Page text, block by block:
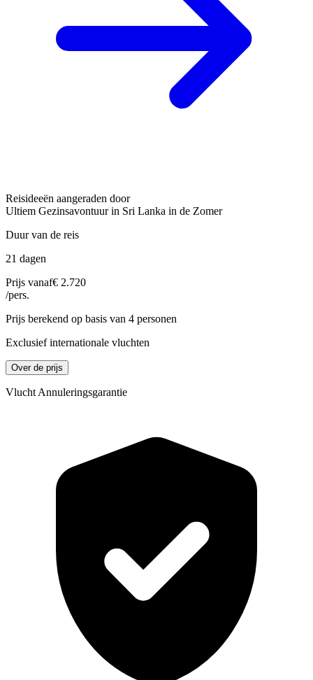
Reisideeën aangeraden door
Ultiem Gezinsavontuur in Sri Lanka in de Zomer
Duur van de reis
21 dagen
Prijs vanaf€ 2.720
/pers.
Prijs berekend op basis van 4 personen
Exclusief internationale vluchten
Over de prijs
Vlucht Annuleringsgarantie